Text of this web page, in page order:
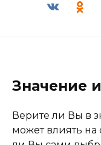
Значение
Верите ли Вы в
может влиять на